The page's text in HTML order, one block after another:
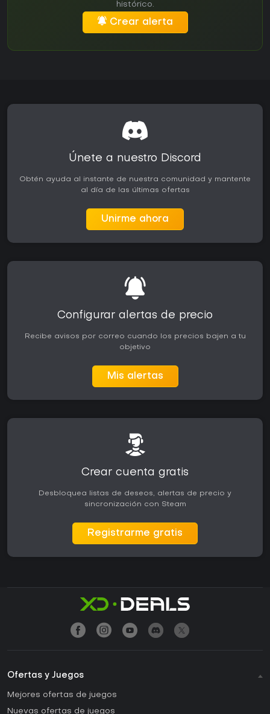
histórico.
Crear alerta
Únete a nuestro Discord
Obtén ayuda al instante de nuestra comunidad y mantente
al día de las últimas ofertas
Unirme ahora
Configurar alertas de precio
Recibe avisos por correo cuando los precios bajen a tu
objetivo
Mis alertas
Crear cuenta gratis
Desbloquea listas de deseos, alertas de precio y
sincronización con Steam
Registrarme gratis
Ofertas y Juegos
Mejores ofertas de juegos
Nuevas ofertas de juegos